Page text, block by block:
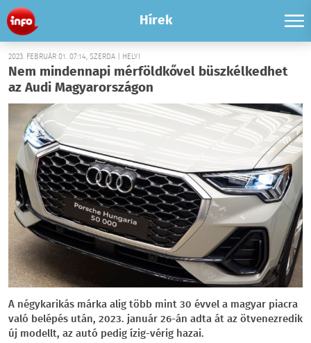
Hírek
2023. FEBRUÁR 01. 07:14, SZERDA | HELYI
Nem mindennapi mérföldkővel büszkélkedhet
az Audi Magyarországon
A négykarikás márka alig több mint 30 évvel a magyar piacra
való belépés után, 2023. január 26-án adta át az ötvenezredik
új modellt, az autó pedig ízig-vérig hazai.